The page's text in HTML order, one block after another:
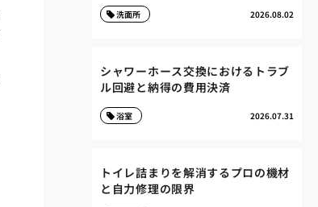
2026.08.02
洗面所
シャワーホース交換におけるトラブ
ル回避と納得の費用決済
2026.07.31
浴室
トイレ詰まりを解消するプロの機材
と自力修理の限界